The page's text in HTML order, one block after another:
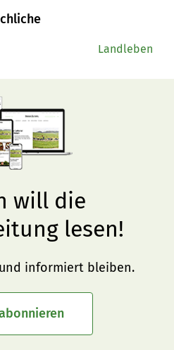
Landleben
will die
lesen!
informiert bleiben.